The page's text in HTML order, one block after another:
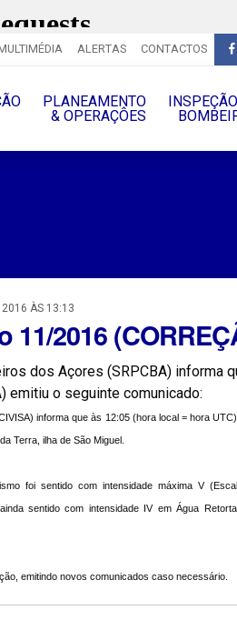
ALERTAS CONTACTOS
PLANEAMENTO
& OPERAÇÔES
2016 ÀS 13:13
2016
dos Açores (SRPCBA) informa
emitiu o seguinte comunicado:
informa que às 12:05 (hora local = hora
da Terra, ilha de São Miguel.
foi sentido com intensidade máxima V
sentido com intensidade IV em Água
emitindo novos comunicados caso necessário.